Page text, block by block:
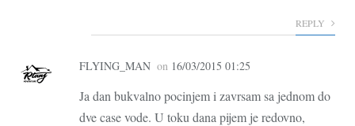
REPLY
FLYING_MAN on 16/03/2015 01:25
Ja dan bukvalno pocinjem i zavrsam sa jednom do
dve case vode. U toku dana pijem je redovno,